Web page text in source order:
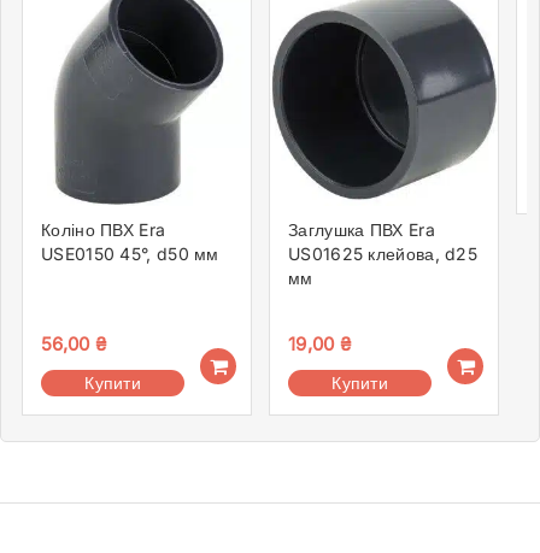
Коліно ПВХ Era
USE0150 45°, d50 мм
56,00 ₴
Купити
Заглушка ПВХ Era
US01625 клейова, d25
мм
19,00 ₴
Купити